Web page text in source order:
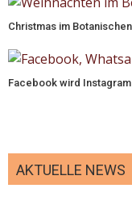
Christmas im
Facebook wird
AKTUELLE NEWS